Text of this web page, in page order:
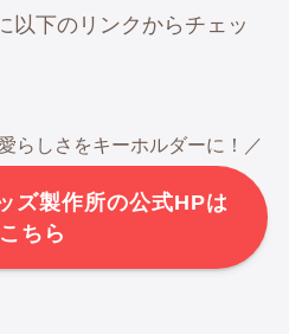
以下のリンクからチェッ
らしさをキーホルダーに！／
ズ製作所の公式HPは
こちら